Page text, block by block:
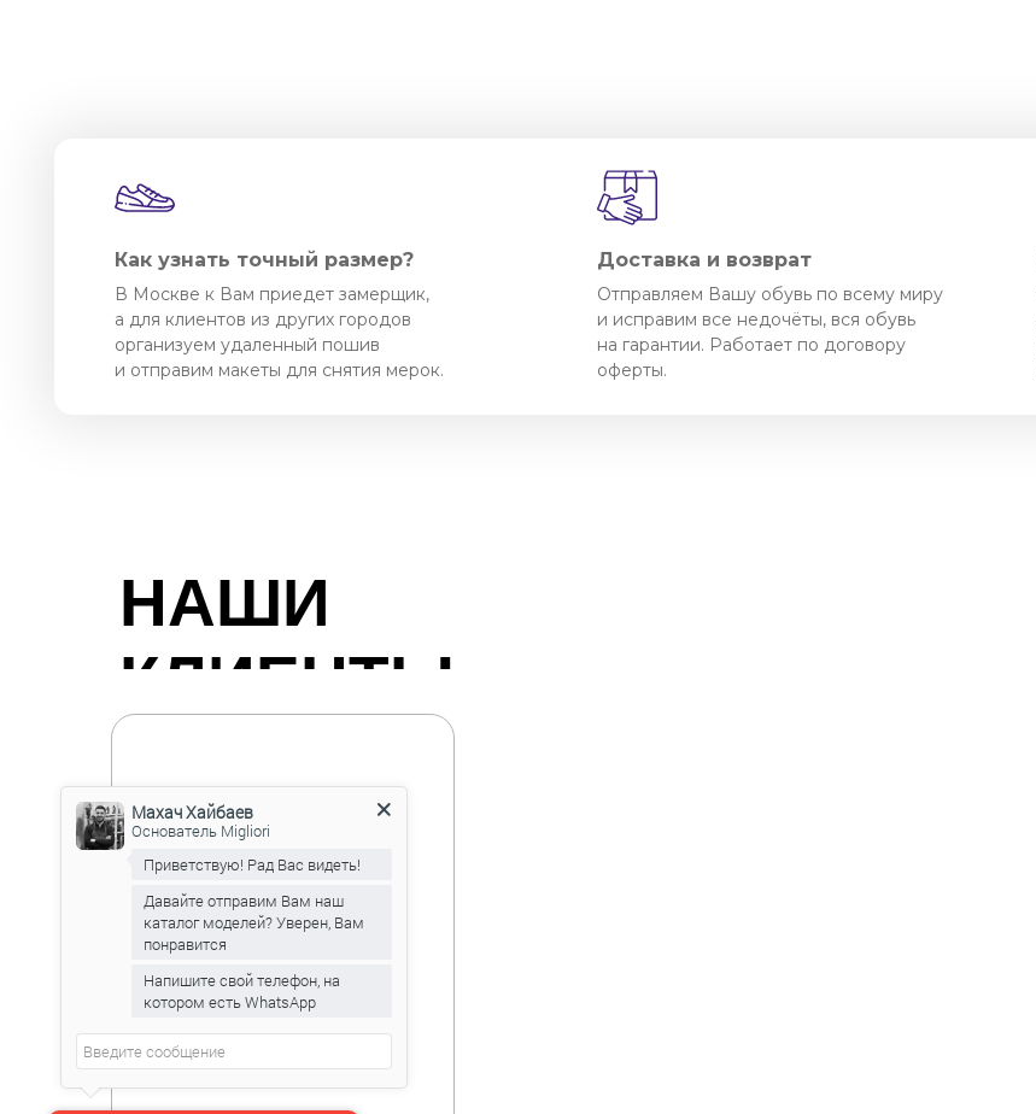
Доставка и возврат
В Москве к Вам приедет замерщик,
а для клиентов из других городов
организуем удаленный пошив
и отправим макеты для снятия мерок.
Как узнать точный размер?
Отправляем Вашу обувь по всему миру
и исправим все недочёты, вся обувь
на гарантии. Работает по договору
оферты.
НАШИ
КЛИЕНТЫ
Махач Хайбаев
Основатель Migliori
Приветствую! Рад Вас видеть!
Давайте отправим Вам наш
каталог моделей? Уверен, Вам
понравится
Напишите свой телефон, на
котором есть WhatsApp